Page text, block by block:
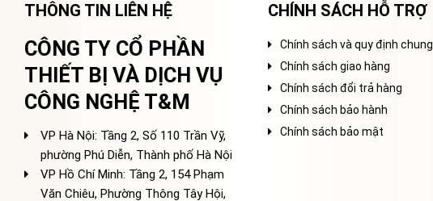
THÔNG TIN LIÊN HỆ
CÔNG TY CỔ PHẦN
THIẾT BỊ VÀ DỊCH VỤ
CÔNG NGHỆ T&M
VP Hà Nội: Tầng 2, Số 110 Trần Vỹ,
phường Phú Diễn, Thành phố Hà Nội
VP Hồ Chí Minh: Tầng 2, 154 Phạm
Văn Chiêu, Phường Thông Tây Hội,
CHÍNH SÁCH HỖ TRỢ
Chính sách và quy định chung
Chính sách giao hàng
Chính sách đổi trả hàng
Chính sách bảo hành
Chính sách bảo mật